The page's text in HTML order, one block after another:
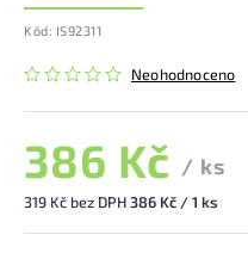
Kód: IS92311
Neohodnoceno
386 Kč / ks
319 Kč bez DPH386 Kč / 1 ks